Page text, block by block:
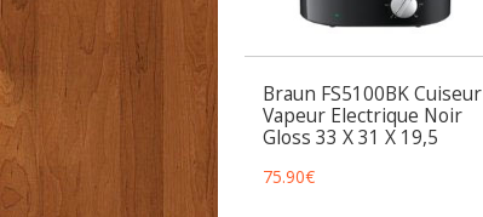
Braun FS5100BK Cuiseur
Vapeur Electrique Noir
Gloss 33 X 31 X 19,5
75.90€